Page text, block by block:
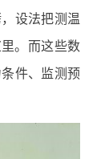
设法把测温
。而这些数
件、监测预